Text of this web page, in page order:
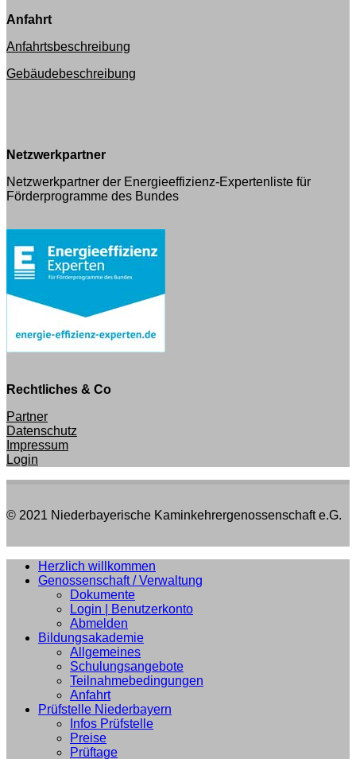
Anfahrt
Anfahrtsbeschreibung
Gebäudebeschreibung
Netzwerkpartner
Netzwerkpartner der Energieeffizienz-Expertenliste für
Förderprogramme des Bundes
Rechtliches & Co
Partner
Datenschutz
Impressum
Login
© 2021 Niederbayerische Kaminkehrergenossenschaft e.G.
Herzlich willkommen
Genossenschaft / Verwaltung
Dokumente
Login | Benutzerkonto
Abmelden
Bildungsakademie
Allgemeines
Schulungsangebote
Teilnahmebedingungen
Anfahrt
Prüfstelle Niederbayern
Infos Prüfstelle
Preise
Prüftage